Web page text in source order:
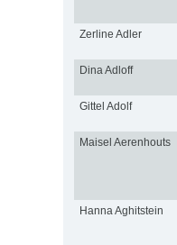
Zerline Adler
Dina Adloff
Gittel Adolf
Maisel Aerenhouts
Hanna Aghitstein